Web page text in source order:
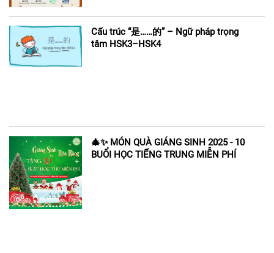
Cấu trúc “是……的” – Ngữ pháp trọng
tâm HSK3–HSK4
🎄✨ MÓN QUÀ GIÁNG SINH 2025 - 10
BUỔI HỌC TIẾNG TRUNG MIỄN PHÍ